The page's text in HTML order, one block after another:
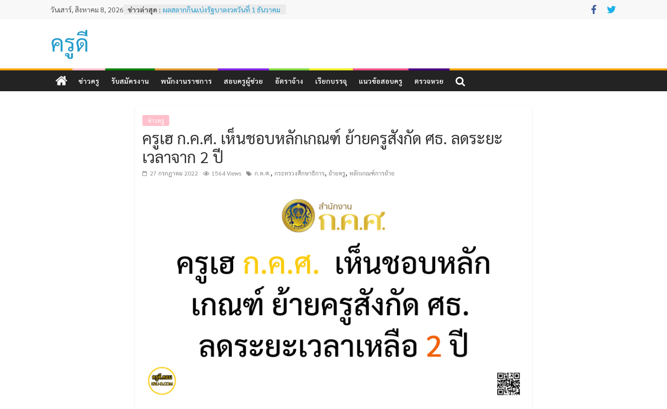
วันเสาร์, สิงหาคม 8, 2026 ข่าวล่าสุด : ผลสลากกินแบ่งรัฐบาลงวดวันที่ 1 ธันวาคม
หลักเกณฑ์และวิธีการเทียบเคียงผลการ
ทดสอบและประเมินสมรรถนะทางวิชาชีพ
ครูด้านความรู้และประสบการณ์วิชาชีพ
ธันวาคม 2567
ครูดี
ข่าวครู รับสมัครงาน พนักงานราชการ สอบครูผู้ช่วย อัตราจ้าง เรียกบรรจุ แนวข้อสอบครู ตรวจหวย
ข่าวครู
ครูเฮ ก.ค.ศ. เห็นชอบหลักเกณฑ์ ย้ายครูสังกัด ศธ. ลดระยะ
เวลาจาก 2 ปี
27 กรกฎาคม 2022 1564 Views ก.ค.ศ., กระทรวงศึกษาธิการ, ย้ายครู, หลักเกณฑ์การย้าย